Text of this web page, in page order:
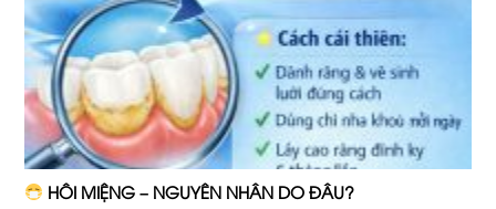
HÔI MIỆNG – NGUYÊN NHÂN DO ĐÂU?